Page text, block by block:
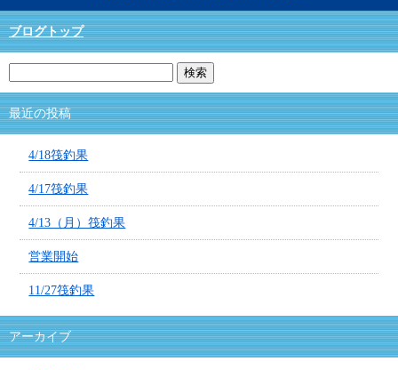
ブログトップ
最近の投稿
4/18筏釣果
4/17筏釣果
4/13（月）筏釣果
営業開始
11/27筏釣果
アーカイブ